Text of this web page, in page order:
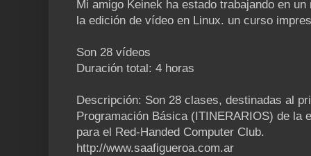
Mi amigo Keinek ha estado trabajando en
la edición de vídeo en Linux. un curso
Son 28 vídeos
Duración total: 4 horas
Descripción: Son 28 clases, destinadas al
Programación Básica (ITINERARIOS) de la
para el Red-Handed Computer Club.
http://www.saafigueroa.com.ar